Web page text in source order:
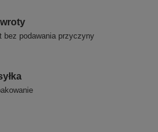
bez podawania przyczyny